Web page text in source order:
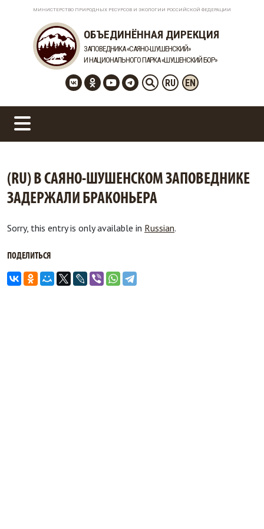
МИНИСТЕРСТВО ПРИРОДНЫХ РЕСУРСОВ И ЭКОЛОГИИ РОССИЙСКОЙ ФЕДЕРАЦИИ
ОБЪЕДИНЁННАЯ ДИРЕКЦИЯ
ЗАПОВЕДНИКА «САЯНО-ШУШЕНСКИЙ»
И НАЦИОНАЛЬНОГО ПАРКА «ШУШЕНСКИЙ БОР»
RU EN
(RU) В САЯНО-ШУШЕНСКОМ ЗАПОВЕДНИКЕ
ЗАДЕРЖАЛИ БРАКОНЬЕРА
Sorry, this entry is only available in Russian.
ПОДЕЛИТЬСЯ